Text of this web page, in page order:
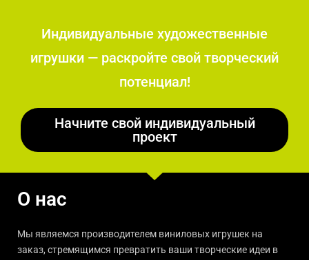
Индивидуальные художественные
игрушки — раскройте свой творческий
потенциал!
Начните свой индивидуальный
проект
О нас
Мы являемся производителем виниловых игрушек на
заказ, стремящимся превратить ваши творческие идеи в